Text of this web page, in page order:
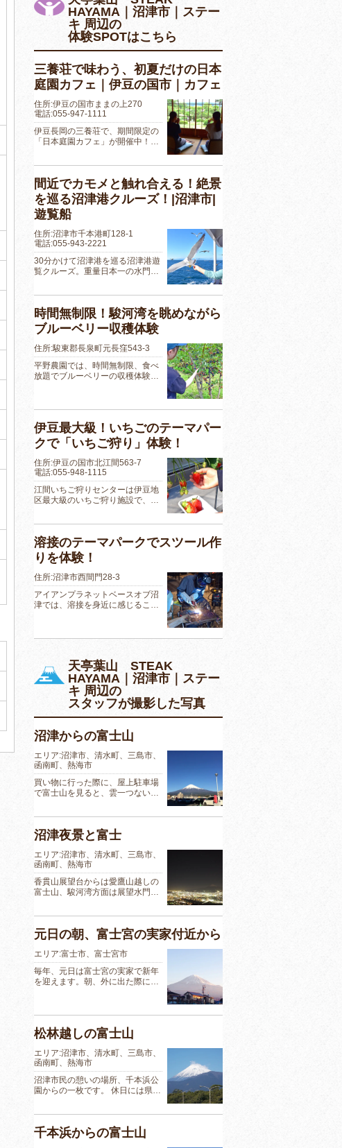
HAYAMA｜沼津市｜ステー
キ 周辺の
体験SPOTはこちら
三養荘で味わう、初夏だけの日本
庭園カフェ｜伊豆の国市｜カフェ
住所:伊豆の国市ままの上270
電話:055-947-1111
伊豆長岡の三養荘で、期間限定の
「日本庭園カフェ」が開催中！…
間近でカモメと触れ合える！絶景
を巡る沼津港クルーズ！|沼津市|
遊覧船
住所:沼津市千本港町128-1
電話:055-943-2221
30分かけて沼津港を巡る沼津港遊
覧クルーズ。重量日本一の水門…
時間無制限！駿河湾を眺めながら
ブルーベリー収穫体験
住所:駿東郡長泉町元長窪543-3
平野農園では、時間無制限、食べ
放題でブルーベリーの収穫体験…
伊豆最大級！いちごのテーマパー
クで「いちご狩り」体験！
住所:伊豆の国市北江間563-7
電話:055-948-1115
江間いちご狩りセンターは伊豆地
区最大級のいちご狩り施設で、…
溶接のテーマパークでスツール作
りを体験！
住所:沼津市西間門28-3
アイアンプラネットベースオブ沼
津では、溶接を身近に感じるこ…
天亭葉山 STEAK
HAYAMA｜沼津市｜ステー
キ 周辺の
スタッフが撮影した写真
沼津からの富士山
エリア:沼津市、清水町、三島市、
函南町、熱海市
買い物に行った際に、屋上駐車場
で富士山を見ると、雲一つない…
沼津夜景と富士
エリア:沼津市、清水町、三島市、
函南町、熱海市
香貫山展望台からは愛鷹山越しの
富士山、駿河湾方面は展望水門…
元日の朝、富士宮の実家付近から
エリア:富士市、富士宮市
毎年、元日は富士宮の実家で新年
を迎えます。朝、外に出た際に…
松林越しの富士山
エリア:沼津市、清水町、三島市、
函南町、熱海市
沼津市民の憩いの場所、千本浜公
園からの一枚です。 休日には県…
千本浜からの富士山